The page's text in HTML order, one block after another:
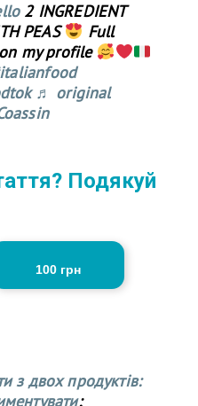
2 INGREDIENT
PEAS
Full
my profile
♬ original
Подякуй
100 грн
з двох продуктів:
;